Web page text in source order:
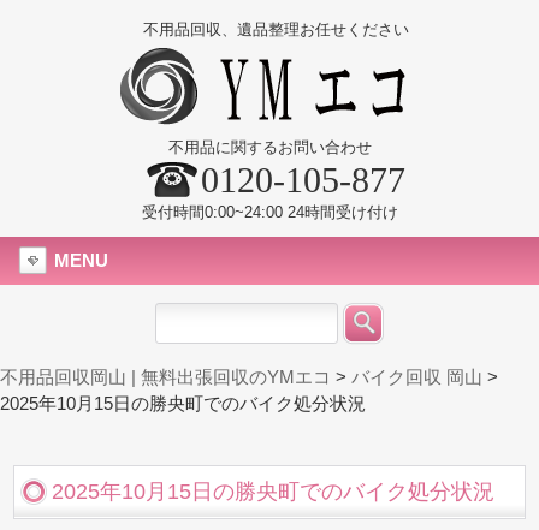
不用品回収、遺品整理お任せください
不用品に関するお問い合わせ
0120-105-877
受付時間0:00~24:00 24時間受け付け
MENU
不用品回収岡山 | 無料出張回収のYMエコ > バイク回収 岡山 >
2025年10月15日の勝央町でのバイク処分状況
2025年10月15日の勝央町でのバイク処分状況